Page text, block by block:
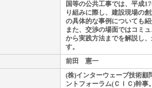
国等の公共工事では、平成
り組みに際し、建設現場の
の具体的な事例についても
また、交渉の場面ではコミ
から実践方法までを解説し
す。
前田 憲一
(株)インターウェーブ技術顧
ントフォーラム(ＣＩＣ)幹事